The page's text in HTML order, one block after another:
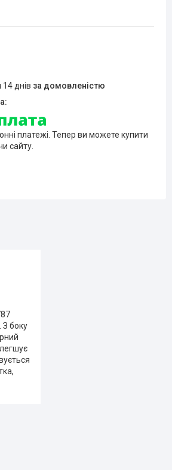
днів за домовленістю
платежі. Тепер ви можете купити
сайту.
З боку